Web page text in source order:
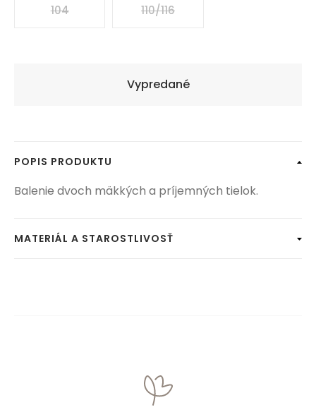
104 110/116
Vypredané
POPIS PRODUKTU
Balenie dvoch mäkkých a príjemných tielok.
MATERIÁL A STAROSTLIVOSŤ